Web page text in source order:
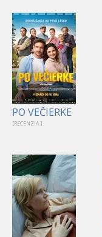
PO VEČIERKE
[RECENZIA ]